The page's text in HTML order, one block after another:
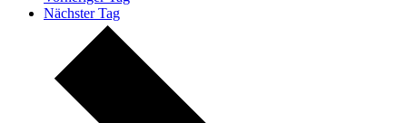
Nächster Tag